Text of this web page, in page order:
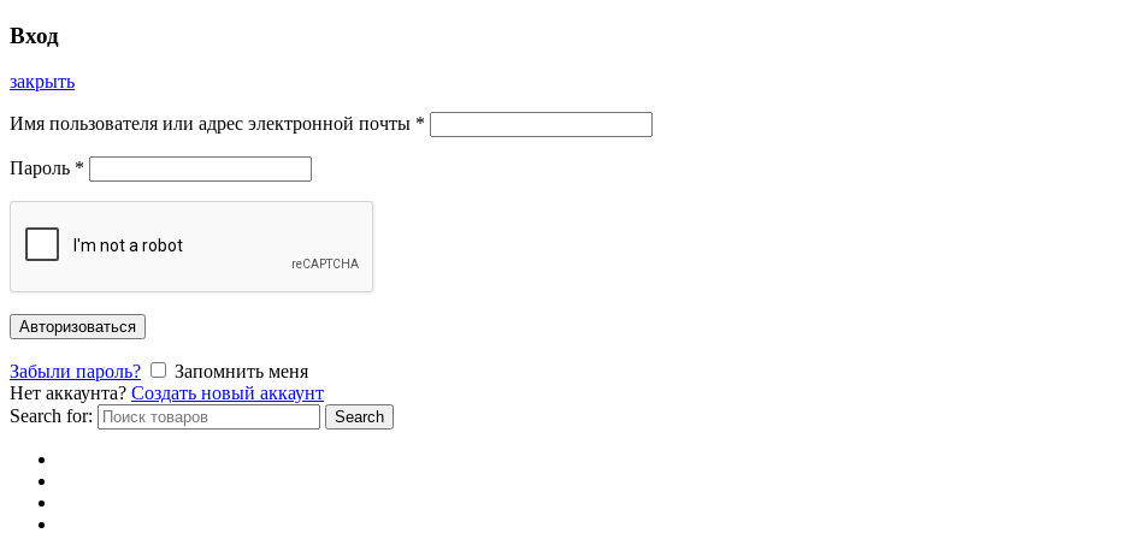
Вход
закрыть
Имя пользователя или адрес электронной почты *
Пароль *
Авторизоваться
Забыли пароль?
Запомнить меня
Нет аккаунта? Создать новый аккаунт
Search for:
Search